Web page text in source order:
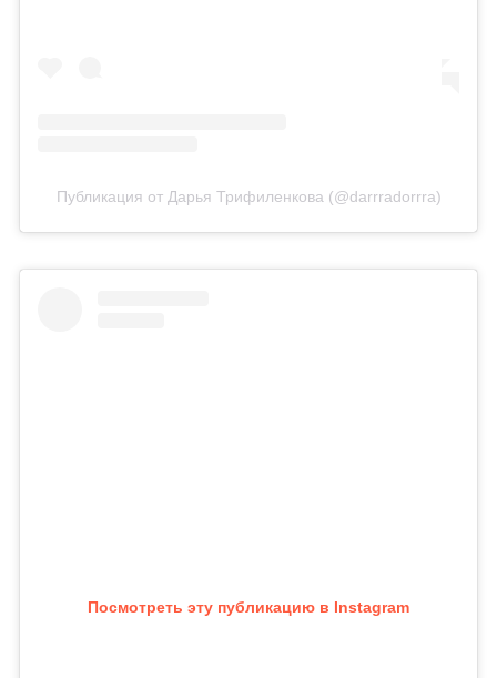
Публикация от Дарья Трифиленкова (@darrradorrra)
Посмотреть эту публикацию в Instagram